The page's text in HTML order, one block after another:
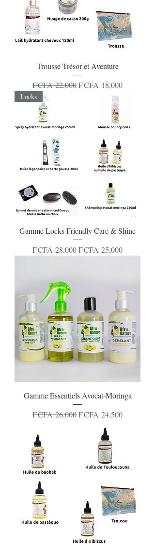
Trousse Trésor et Aventure
Regular Price
F CFA 22,000Sale Price
F CFA 18,000
Locks
Gamme Locks Friendly Care & Shine
Regular Price
F CFA 28,000Sale Price
F CFA 25,000
Gamme Essentiels Avocat-Moringa
Regular Price
F CFA 26,000Sale Price
F CFA 24,500